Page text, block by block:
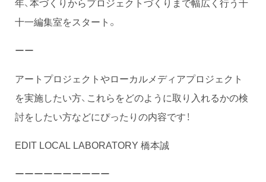
十一編集室をスタート。
ーー
アートプロジェクトやローカルメディアプロジェクト
を実施したい方、これらをどのように取り入れるかの検
討をしたい方などにぴったりの内容です！
EDIT LOCAL LABORATORY 橋本誠
ーーーーーーーーーー